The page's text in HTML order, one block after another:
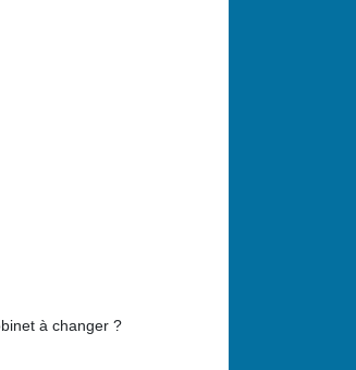
à changer ?